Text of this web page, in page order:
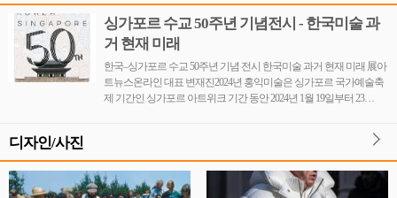
싱가포르 수교 50주년 기념전시 - 한국미술 과
거 현재 미래
한국–싱가포르 수교 50주년 기념 전시 한국미술 과거 현재 미래 展아
트뉴스온라인 대표 변재진2024년 홍익미술은 싱가포르 국가예술축
제 기간인 싱가포르 아트위크 기간 동안 2024년 1월 19일부터 23…
디자인/사진